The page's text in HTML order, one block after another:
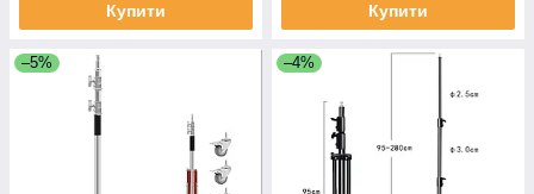
Купити Купити
–5% –4%